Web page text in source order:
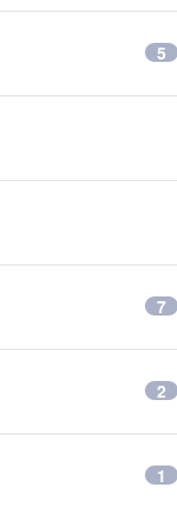
5
7
2
1